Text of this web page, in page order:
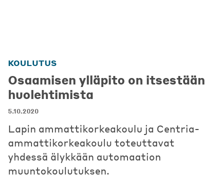
KOULUTUS
Osaamisen ylläpito on itsestään
huolehtimista
5.10.2020
Lapin ammattikorkeakoulu ja Centria-
ammattikorkeakoulu toteuttavat
yhdessä älykkään automaation
muuntokoulutuksen.